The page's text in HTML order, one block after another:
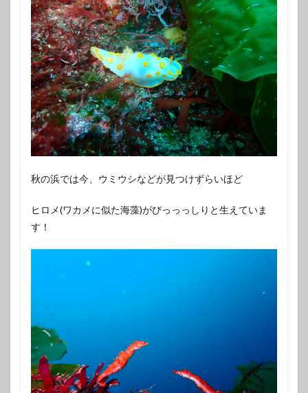
秋の浜では今、ウミウシなどが見つけずらいほど
ヒロメ(ワカメに似た海藻)がびっっっしりと生えていま
す！